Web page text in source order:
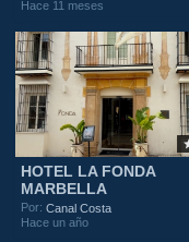
Hace 11 meses
HOTEL LA FONDA
MARBELLA
Por:Canal Costa
Hace un año